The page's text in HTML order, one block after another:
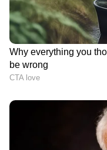
ക്യാമറകൾ
കൂട്ടിച്ചേർത്തു.
കരുമ്പുകടൈ,
സ്റ്റേഷനുകൾ
സി ശൈലേന്ദ്ര